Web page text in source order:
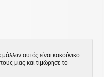
αυτός είναι κακούνικο
μιας και τιμώρησε το